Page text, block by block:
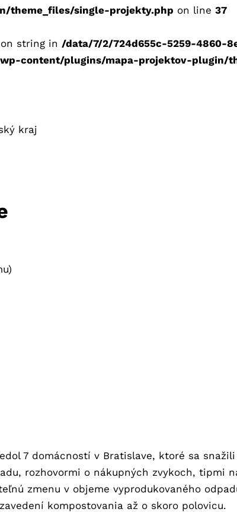
theme_files/single-projekty.php on line 37
string in /data/7/2/724d655c-5259-4860-
content/plugins/mapa-projektov-plugin/
kraj
7 domácností v Bratislave, ktoré sa
rozhovormi o nákupných zvykoch, tipmi
zmenu v objeme vyprodukovaného
kompostovania až o skoro polovicu.